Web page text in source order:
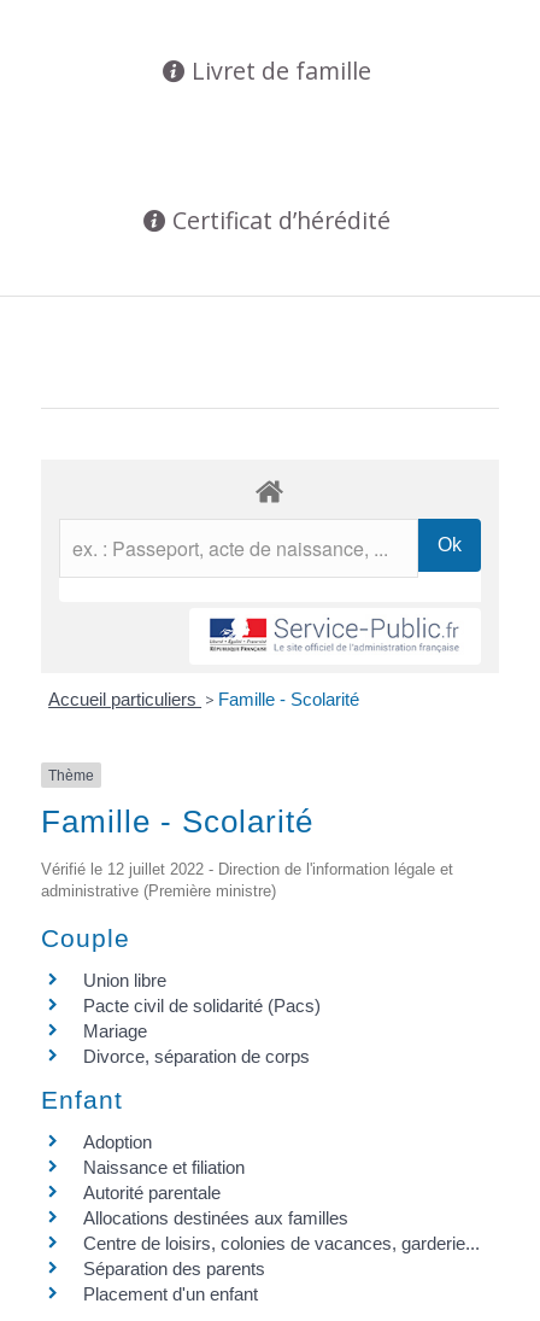
Livret de famille
Certificat d’hérédité
Accueil particuliers > Famille - Scolarité
Thème
Famille - Scolarité
Vérifié le 12 juillet 2022 - Direction de l'information légale et
administrative (Première ministre)
Couple
Union libre
Pacte civil de solidarité (Pacs)
Mariage
Divorce, séparation de corps
Enfant
Adoption
Naissance et filiation
Autorité parentale
Allocations destinées aux familles
Centre de loisirs, colonies de vacances, garderie...
Séparation des parents
Placement d'un enfant